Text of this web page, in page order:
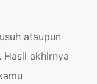
ataupun
Hasil akhirnya